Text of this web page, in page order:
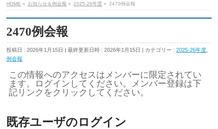
HOME » お知らせ＆例会報 » 2025-26年度 » 2470例会報
2470例会報
投稿日 : 2026年1月15日 最終更新日時 : 2026年1月15日 カテゴリー :2025-26年度
例会報
この情報へのアクセスはメンバーに限定されてい
ます。ログインしてください。メンバー登録は下
記リンクをクリックしてください。
既存ユーザのログイン